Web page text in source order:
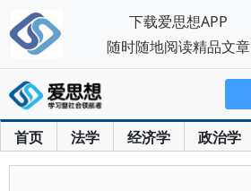
首页 法学 经济学 政治学
下载爱思想APP
随时随地阅读精品文章